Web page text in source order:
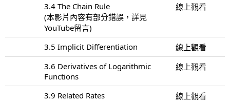
3.4 The Chain Rule
(本影片內容有部分錯誤，詳見
YouTube留言)
線上觀看
3.5 Implicit Differentiation
線上觀看
3.6 Derivatives of Logarithmic
Functions
線上觀看
3.9 Related Rates
線上觀看